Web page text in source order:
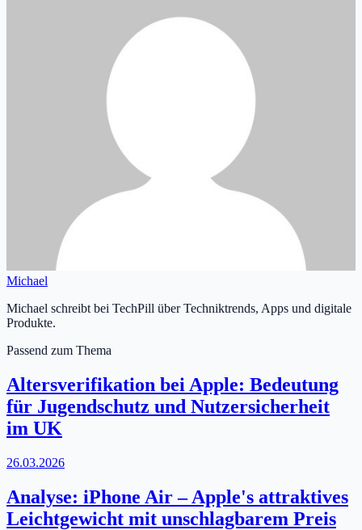
Michael
Michael schreibt bei TechPill über Techniktrends, Apps und digitale
Produkte.
Passend zum Thema
Altersverifikation bei Apple: Bedeutung
für Jugendschutz und Nutzersicherheit
im UK
26.03.2026
Analyse: iPhone Air – Apple's attraktives
Leichtgewicht mit unschlagbarem Preis